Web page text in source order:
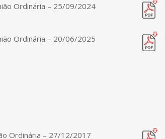
Ordinária – 25/09/2024
Ordinária – 20/06/2025
Ordinária – 27/12/2017